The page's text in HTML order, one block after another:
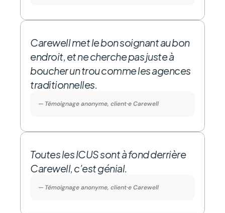
Carewell met le bon soignant au bon
endroit, et ne cherche pas juste à
boucher un trou comme les agences
traditionnelles.
— Témoignage anonyme, client·e Carewell
Toutes les ICUS sont à fond derrière
Carewell, c'est génial.
— Témoignage anonyme, client·e Carewell